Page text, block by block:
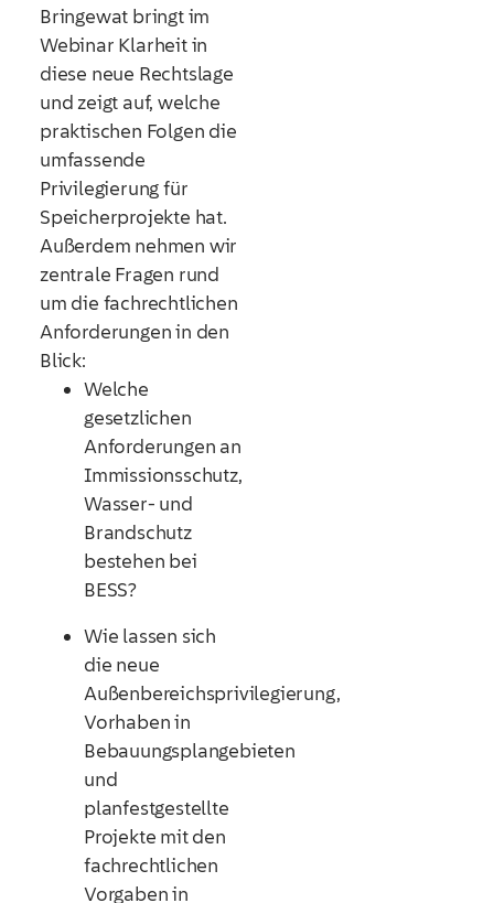
Bringewat bringt im
Webinar Klarheit in
diese neue Rechtslage
und zeigt auf, welche
praktischen Folgen die
umfassende
Privilegierung für
Speicherprojekte hat.
Außerdem nehmen wir
zentrale Fragen rund
um die fachrechtlichen
Anforderungen in den
Blick:
Welche
gesetzlichen
Anforderungen an
Immissionsschutz,
Wasser- und
Brandschutz
bestehen bei
BESS?
Wie lassen sich
die neue
Außenbereichsprivilegierung,
Vorhaben in
Bebauungsplangebieten
und
planfestgestellte
Projekte mit den
fachrechtlichen
Vorgaben in